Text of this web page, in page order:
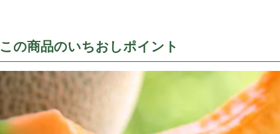
この商品のいちおしポイント